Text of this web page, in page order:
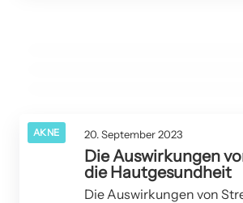
AKNE 20. September 2023
Die Auswirkungen
die Hautgesundheit
Die Auswirkungen von